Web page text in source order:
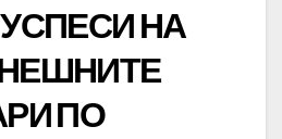
НА
ПО